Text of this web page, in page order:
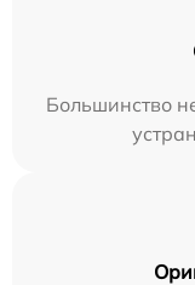
Большинство